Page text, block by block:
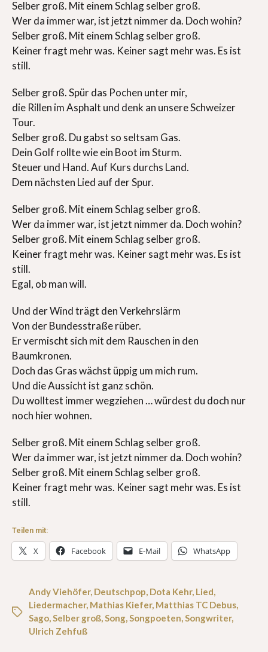
Selber groß. Mit einem Schlag selber groß.
Wer da immer war, ist jetzt nimmer da. Doch wohin?
Selber groß. Mit einem Schlag selber groß.
Keiner fragt mehr was. Keiner sagt mehr was. Es ist
still.
Selber groß. Spür das Pochen unter mir,
die Rillen im Asphalt und denk an unsere Schweizer
Tour.
Selber groß. Du gabst so seltsam Gas.
Dein Golf rollte wie ein Boot im Sturm.
Steuer und Hand. Auf Kurs durchs Land.
Dem nächsten Lied auf der Spur.
Selber groß. Mit einem Schlag selber groß.
Wer da immer war, ist jetzt nimmer da. Doch wohin?
Selber groß. Mit einem Schlag selber groß.
Keiner fragt mehr was. Keiner sagt mehr was. Es ist
still.
Egal, ob man will.
Und der Wind trägt den Verkehrslärm
Von der Bundesstraße rüber.
Er vermischt sich mit dem Rauschen in den
Baumkronen.
Doch das Gras wächst üppig um mich rum.
Und die Aussicht ist ganz schön.
Du wolltest immer wegziehen … würdest du doch nur
noch hier wohnen.
Selber groß. Mit einem Schlag selber groß.
Wer da immer war, ist jetzt nimmer da. Doch wohin?
Selber groß. Mit einem Schlag selber groß.
Keiner fragt mehr was. Keiner sagt mehr was. Es ist
still.
Teilen mit:
X Facebook E-Mail WhatsApp
Andy Viehöfer, Deutschpop Dota Kehr, Lied
Liedermacher, Mathias Kiefer, Matthias TC Debus
Sago Selber groß Song Songpoeten Songwriter,
Ulrich Zehfuß